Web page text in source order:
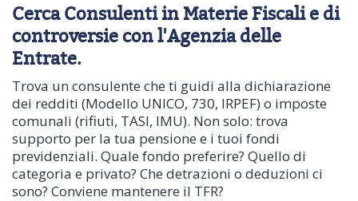
Cerca Consulenti in Materie Fiscali e di
controversie con l'Agenzia delle
Entrate.
Trova un consulente che ti guidi alla dichiarazione
dei redditi (Modello UNICO, 730, IRPEF) o imposte
comunali (rifiuti, TASI, IMU). Non solo: trova
supporto per la tua pensione e i tuoi fondi
previdenziali. Quale fondo preferire? Quello di
categoria e privato? Che detrazioni o deduzioni ci
sono? Conviene mantenere il TFR?